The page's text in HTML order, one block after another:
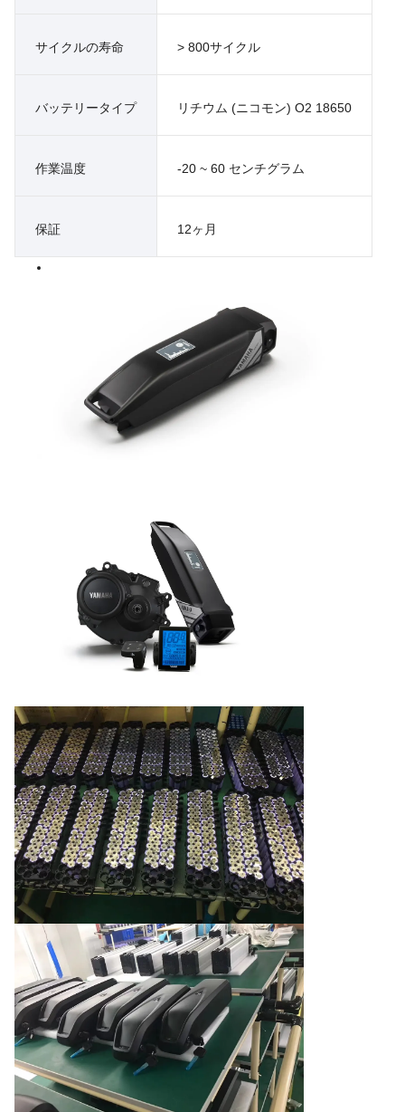
サイクルの寿命 > 800サイクル
バッテリータイプ リチウム (ニコモン) O2 18650
作業温度 -20 ~ 60 センチグラム
保証 12ヶ月